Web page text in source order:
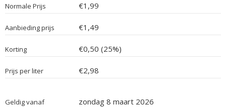
Normale Prijs €1,99
Aanbieding prijs €1,49
Korting €0,50 (25%)
Prijs per liter €2,98
Geldig vanaf zondag 8 maart 2026